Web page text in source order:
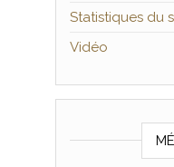
Statistiques du
Vidéo